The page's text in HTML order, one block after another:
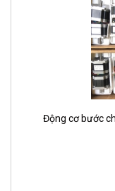
Động cơ bước